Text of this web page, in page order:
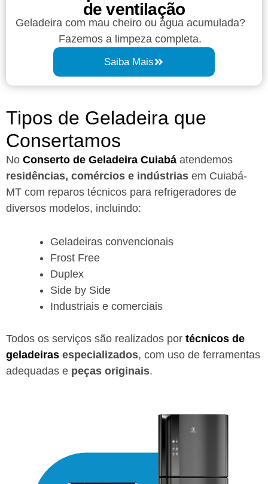
de ventilação
Geladeira com mau cheiro ou água acumulada?
Fazemos a limpeza completa.
Saiba Mais
Tipos de Geladeira que
Consertamos
No Conserto de Geladeira Cuiabá atendemos
residências, comércios e indústrias em Cuiabá-
MT com reparos técnicos para refrigeradores de
diversos modelos, incluindo:
Geladeiras convencionais
Frost Free
Duplex
Side by Side
Industriais e comerciais
Todos os serviços são realizados por técnicos de
geladeiras especializados, com uso de ferramentas
adequadas e peças originais.